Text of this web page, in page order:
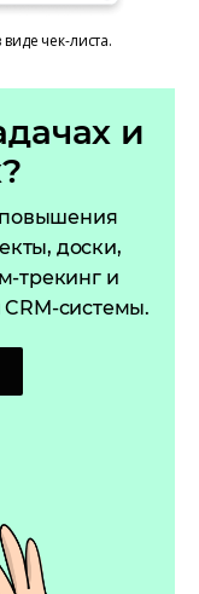
чек-листа.
и
доски,
трекинг и
системы.